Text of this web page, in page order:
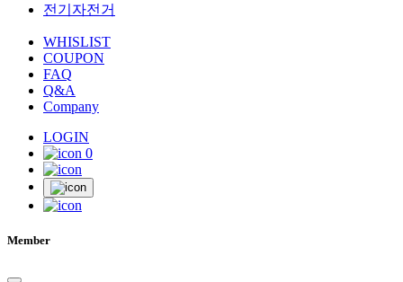
전기자전거
WHISLIST
COUPON
FAQ
Q&A
Company
LOGIN
0
Member